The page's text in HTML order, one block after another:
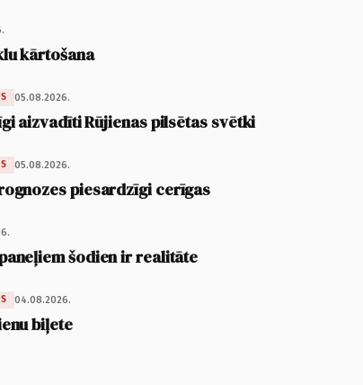
kārtošana
05.08.2026.
aizvadīti Rūjienas pilsētas svētki
05.08.2026.
piesardzīgi cerīgas
šodien ir realitāte
04.08.2026.
biļete